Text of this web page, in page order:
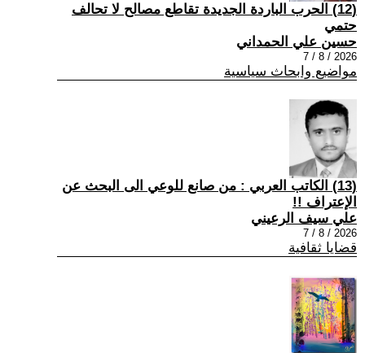
(12) الحرب الباردة الجديدة تقاطع مصالح لا تحالف
حتمي
حسين علي الحمداني
2026 / 8 / 7
مواضيع وابحاث سياسية
(13) الكاتب العربي : من صانع للوعي الى البحث عن
الإعتراف !!
علي سيف الرعيني
2026 / 8 / 7
قضايا ثقافية